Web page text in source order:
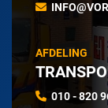
AFDELING
010 - 820